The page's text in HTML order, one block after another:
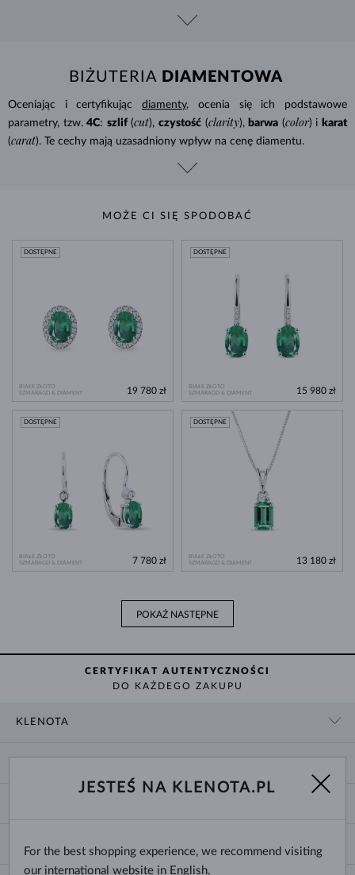
BIŻUTERIA DIAMENTOWA
Oceniając i certyfikującdiamenty, ocenia się ich podstawowe
parametry, tzw. 4C: szlif (cut), czystość (clarity), barwa (color) i karat
(carat). Te cechy mają uzasadniony wpływ na cenę diamentu.
MOŻE CI SIĘ SPODOBAĆ
BIAŁE ZŁOTO
SZMARAGD & DIAMENT
DOSTĘPNE
19 780 zł
BIAŁE ZŁOTO
SZMARAGD & DIAMENT
DOSTĘPNE
15 980 zł
BIAŁE ZŁOTO
SZMARAGD & DIAMENT
DOSTĘPNE
7 780 zł
BIAŁE ZŁOTO
SZMARAGD & DIAMENT
DOSTĘPNE
13 180 zł
POKAŻ NASTĘPNE
CERTYFIKAT AUTENTYCZNOŚCI
DO KAŻDEGO ZAKUPU
KLENOTA
DOSTAWA I PŁATNOŚĆ
WYBÓR OBRĄCZEK
ROZMIARY I TYPY ŁAŃCUSZKÓW
JESTEŚ NA KLENOTA.PL
For the best shopping experience, we recommend visiting
our international website in English.